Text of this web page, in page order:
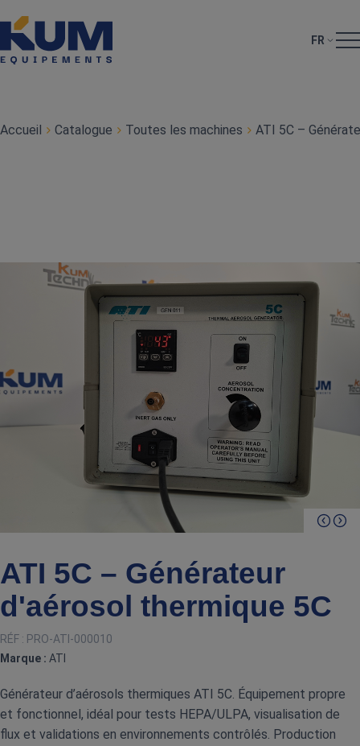
FR
Accueil Catalogue Toutes les machines ATI 5C –
ATI 5C – Générateur
d'aérosol thermique 5C
RÉF : PRO-ATI-000010
Marque : ATI
Générateur d’aérosols thermiques ATI 5C. Équipement propre
et fonctionnel, idéal pour tests HEPA/ULPA, visualisation de
flux et validations en environnements contrôlés. Production